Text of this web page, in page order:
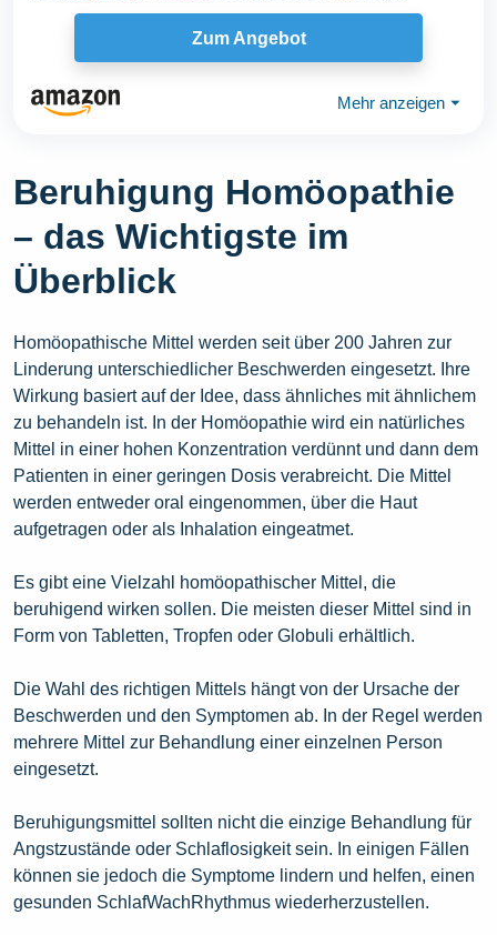
natürliche...
Zum Angebot
Mehr anzeigen ⏷
Beruhigung Homöopathie
– das Wichtigste im
Überblick
Homöopathische Mittel werden seit über 200 Jahren zur
Linderung unterschiedlicher Beschwerden eingesetzt. Ihre
Wirkung basiert auf der Idee, dass ähnliches mit ähnlichem
zu behandeln ist. In der Homöopathie wird ein natürliches
Mittel in einer hohen Konzentration verdünnt und dann dem
Patienten in einer geringen Dosis verabreicht. Die Mittel
werden entweder oral eingenommen, über die Haut
aufgetragen oder als Inhalation eingeatmet.
Es gibt eine Vielzahl homöopathischer Mittel, die
beruhigend wirken sollen. Die meisten dieser Mittel sind in
Form von Tabletten, Tropfen oder Globuli erhältlich.
Die Wahl des richtigen Mittels hängt von der Ursache der
Beschwerden und den Symptomen ab. In der Regel werden
mehrere Mittel zur Behandlung einer einzelnen Person
eingesetzt.
Beruhigungsmittel sollten nicht die einzige Behandlung für
Angstzustände oder Schlaflosigkeit sein. In einigen Fällen
können sie jedoch die Symptome lindern und helfen, einen
gesunden SchlafWachRhythmus wiederherzustellen.